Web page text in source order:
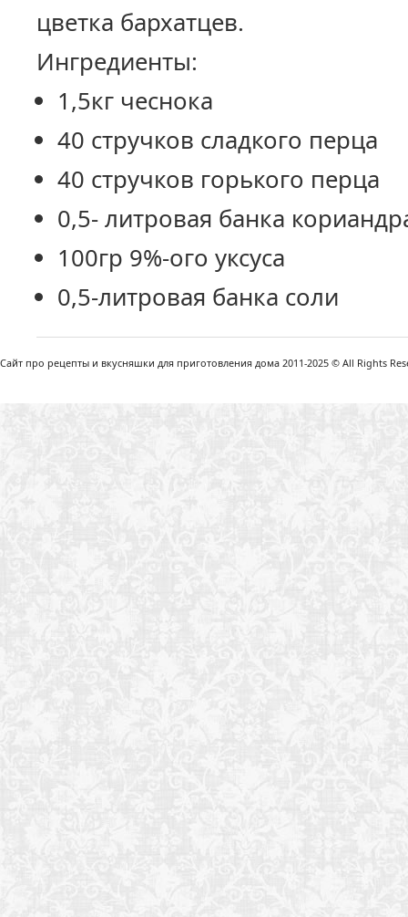
цветка бархатцев.
Ингредиенты:
1,5кг чеснока
40 стручков сладкого перца
40 стручков горького перца
0,5- литровая банка
100гр 9%-ого уксуса
0,5-литровая банка соли
Сайт про рецепты и вкусняшки для приготовления дома 2011-2025 © All Rights